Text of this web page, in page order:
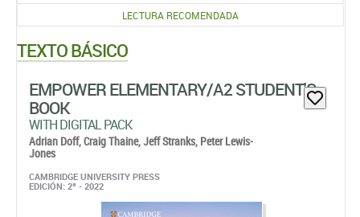
LECTURA RECOMENDADA
TEXTO BÁSICO
EMPOWER ELEMENTARY/A2 STUDENT'S
BOOK
WITH DIGITAL PACK
Adrian Doff,Craig Thaine,Jeff Stranks, Peter Lewis-
Jones
CAMBRIDGE UNIVERSITY PRESS
EDICIÓN: 2ª - 2022